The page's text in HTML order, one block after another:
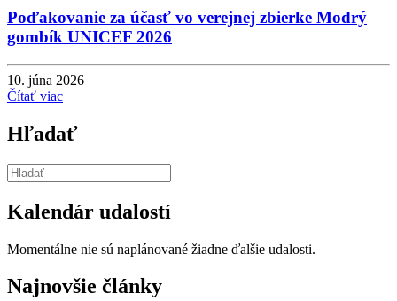
Poďakovanie za účasť vo verejnej zbierke Modrý
gombík UNICEF 2026
10. júna 2026
Čítať viac
Hľadať
Kalendár udalostí
Momentálne nie sú naplánované žiadne ďalšie udalosti.
Najnovšie články